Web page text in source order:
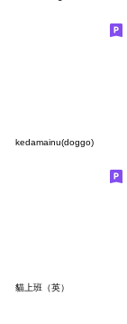
kedamainu(doggo)
貓上班（英）